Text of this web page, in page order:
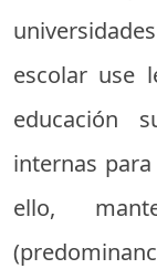
escolar use
educación
internas
ello,